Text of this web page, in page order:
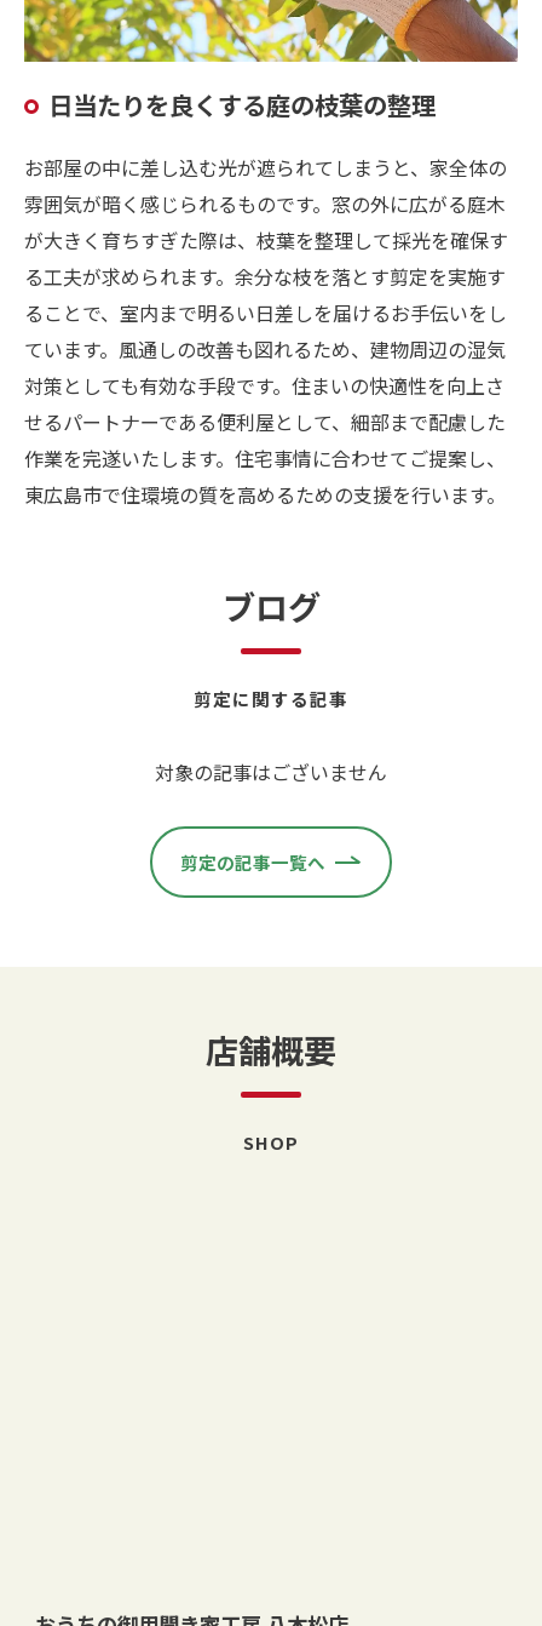
日当たりを良くする庭の枝葉の整理
お部屋の中に差し込む光が遮られてしまうと、家全体の
雰囲気が暗く感じられるものです。窓の外に広がる庭木
が大きく育ちすぎた際は、枝葉を整理して採光を確保す
る工夫が求められます。余分な枝を落とす剪定を実施す
ることで、室内まで明るい日差しを届けるお手伝いをし
ています。風通しの改善も図れるため、建物周辺の湿気
対策としても有効な手段です。住まいの快適性を向上さ
せるパートナーである便利屋として、細部まで配慮した
作業を完遂いたします。住宅事情に合わせてご提案し、
東広島市で住環境の質を高めるための支援を行います。
ブログ
剪定に関する記事
対象の記事はございません
剪定の記事一覧へ
店舗概要
SHOP